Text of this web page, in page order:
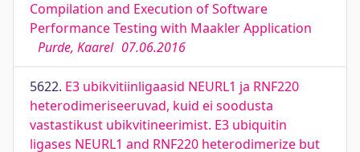
Compilation and Execution of Software
Performance Testing with Maakler Application
Purde, Kaarel 07.06.2016
5622. E3 ubikvitiinligaasid NEURL1 ja RNF220
heterodimeriseeruvad, kuid ei soodusta
vastastikust ubikvitineerimist. E3 ubiquitin
ligases NEURL1 and RNF220 heterodimerize but